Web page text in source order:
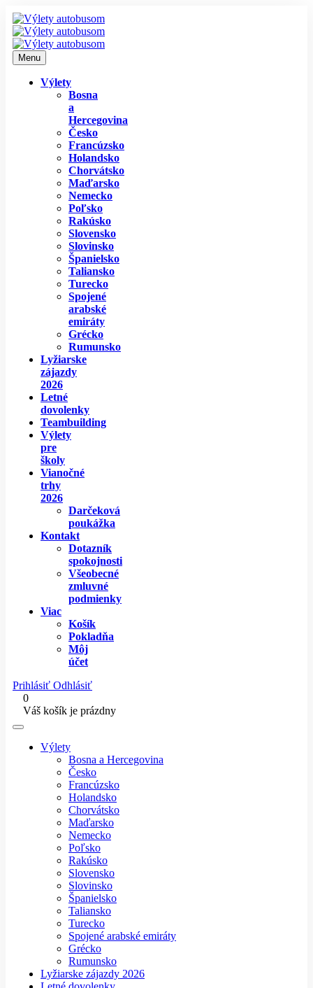
Menu
Výlety
Bosna
a
Hercegovina
Česko
Francúzsko
Holandsko
Chorvátsko
Maďarsko
Nemecko
Poľsko
Rakúsko
Slovensko
Slovinsko
Španielsko
Taliansko
Turecko
Spojené
arabské
emiráty
Grécko
Rumunsko
Lyžiarske
zájazdy
2026
Letné
dovolenky
Teambuilding
Výlety
pre
školy
Vianočné
trhy
2026
Darčeková
poukážka
Kontakt
Dotazník
spokojnosti
Všeobecné
zmluvné
podmienky
Viac
Košík
Pokladňa
Môj
účet
Prihlásiť Odhlásiť
0
Váš košík je prázdny
Výlety
Bosna a Hercegovina
Česko
Francúzsko
Holandsko
Chorvátsko
Maďarsko
Nemecko
Poľsko
Rakúsko
Slovensko
Slovinsko
Španielsko
Taliansko
Turecko
Spojené arabské emiráty
Grécko
Rumunsko
Lyžiarske zájazdy 2026